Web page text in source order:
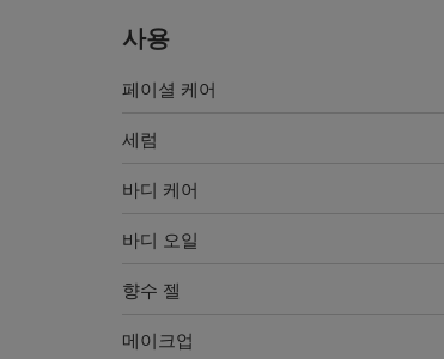
사용
페이셜 케어
세럼
바디 케어
바디 오일
향수 젤
메이크업